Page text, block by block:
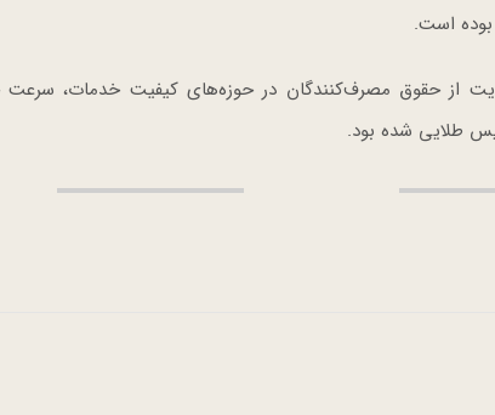
بوده است.
از حقوق مصرف‌کنندگان در حوزه‌های کیفیت خدمات، سرعت
طلایی شده بود.